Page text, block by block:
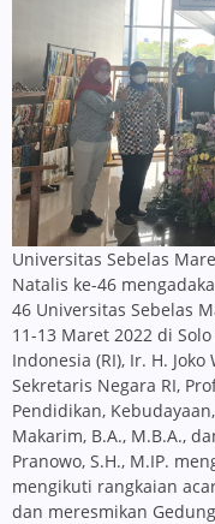
Universitas Sebelas
Natalis ke-46
46 Universitas Sebelas
11-13 Maret 2022 di
Indonesia (RI), Ir. H.
Sekretaris Negara RI,
Pendidikan,
Makarim, B.A., M.B.A.,
Pranowo, S.H., M.IP.
mengikuti rangkaian
dan meresmikan